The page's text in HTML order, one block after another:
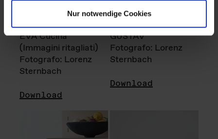
Nur notwendige Cookies
EVA Cucina
(Immagini ritagliati)
Fotografo: Lorenz
Sternbach
Download
GUSTAV
Fotografo: Lorenz
Sternbach
Download